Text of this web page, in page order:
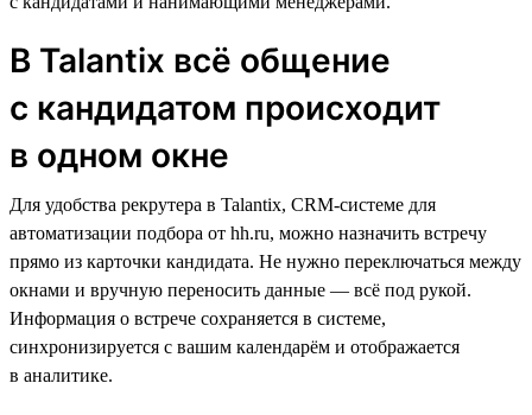
В Talantix всё общение
с кандидатом происходит
в одном окне
Для удобства рекрутера в Talantix, CRM-cистеме для
автоматизации подбора от hh.ru, можно назначить встречу
прямо из карточки кандидата. Не нужно переключаться между
окнами и вручную переносить данные — всё под рукой.
Информация о встрече сохраняется в системе,
синхронизируется с вашим календарём и отображается
в аналитике.